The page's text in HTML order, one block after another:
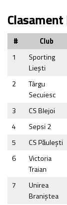
# Club
1
Sporting
Lieşti
2
Târgu
Secuiesc
3 CS Blejoi
4
Sepsi 2
5
CS Păuleşti
6
Victoria
Traian
7
Unirea
Braniştea